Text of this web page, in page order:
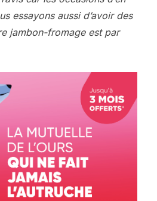
essayons aussi d’avoir des
jambon-fromage est par